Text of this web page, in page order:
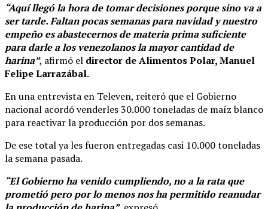
“Aquí llegó la hora de tomar decisiones porque sino va a
ser tarde. Faltan pocas semanas para navidad y nuestro
empeño es abastecernos de materia prima suficiente
para darle a los venezolanos la mayor cantidad de
harina”, afirmó el director de Alimentos Polar, Manuel
Felipe Larrazábal.
En una entrevista en Televen, reiteró que el Gobierno
nacional acordó venderles 30.000 toneladas de maíz blanco
para reactivar la producción por dos semanas.
De ese total ya les fueron entregadas casi 10.000 toneladas
la semana pasada.
“El Gobierno ha venido cumpliendo, no a la rata que
prometió pero por lo menos nos ha permitido reanudar